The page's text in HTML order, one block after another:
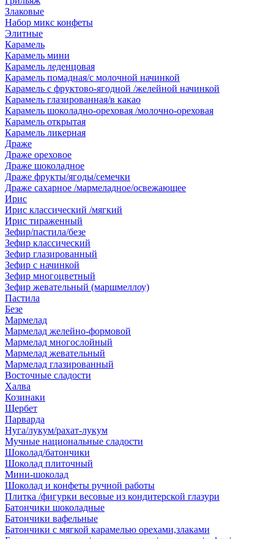
Злаковые
Набор микс конфеты
Элитные
Карамель
Карамель мини
Карамель леденцовая
Карамель помадная/с молочной начинкой
Карамель с фруктово-ягодной /желейной начинкой
Карамель глазированная/в какао
Карамель шоколадно-ореховая /молочно-ореховая
Карамель открытая
Карамель ликерная
Драже
Драже ореховое
Драже шоколадное
Драже фрукты/ягоды/семечки
Драже сахарное /мармеладное/освежающее
Ирис
Ирис классический /мягкий
Ирис тираженный
Зефир/пастила/безе
Зефир классический
Зефир глазированный
Зефир с начинкой
Зефир многоцветный
Зефир жевательный (маршмеллоу)
Пастила
Безе
Мармелад
Мармелад желейно-формовой
Мармелад многослойный
Мармелад жевательный
Мармелад глазированный
Восточные сладости
Халва
Козинаки
Щербет
Парварда
Нуга/лукум/рахат-лукум
Мучные национальные сладости
Шоколад/батончики
Шоколад плиточный
Мини-шоколад
Шоколад и конфеты ручной работы
Плитка /фигурки весовые из кондитерской глазури
Батончики шоколадные
Батончики вафельные
Батончики с мягкой карамелью орехами,злаками